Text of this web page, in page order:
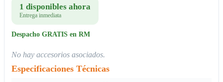
1 disponibles ahora
Entrega inmediata
Despacho GRATIS en RM
No hay accesorios asociados.
Especificaciones Técnicas